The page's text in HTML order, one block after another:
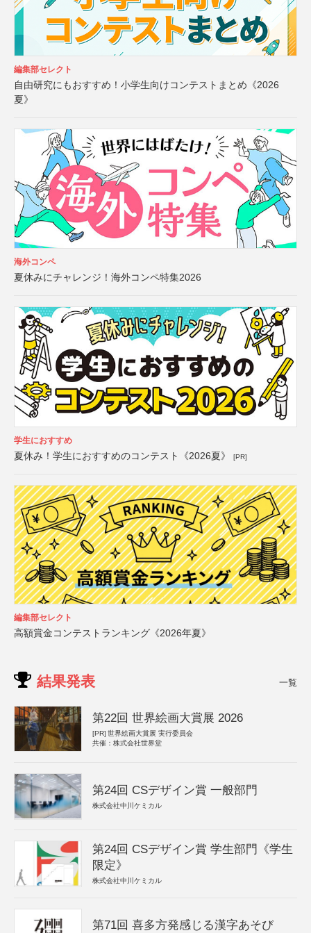
編集部セレクト
自由研究にもおすすめ！小学生向けコンテストまとめ《2026
夏》
海外コンペ
夏休みにチャレンジ！海外コンペ特集2026
学生におすすめ
夏休み！学生におすすめのコンテスト《2026夏》 [PR]
編集部セレクト
高額賞金コンテストランキング《2026年夏》
結果発表 一覧
第22回 世界絵画大賞展 2026
[PR] 世界絵画大賞展 実行委員会
共催：株式会社世界堂
第24回 CSデザイン賞 一般部門
株式会社中川ケミカル
第24回 CSデザイン賞 学生部門《学生
限定》
株式会社中川ケミカル
第71回 喜多方発感じる漢字あそび